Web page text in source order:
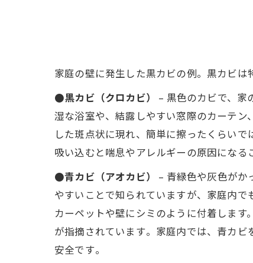
家庭の壁に発生した黒カビの例。黒カビは
●黒カビ（クロカビ）
– 黒色のカビで、家
湿な浴室や、結露しやすい窓際のカーテ
した斑点状に現れ、簡単に擦ったくらい
吸い込むと喘息やアレルギーの原因になる
●青カビ（アオカビ）
– 青緑色や灰色が
やすいことで知られていますが、家庭内
カーペットや壁にシミのように付着しま
が指摘されています​。家庭内では、青カ
安全です​。